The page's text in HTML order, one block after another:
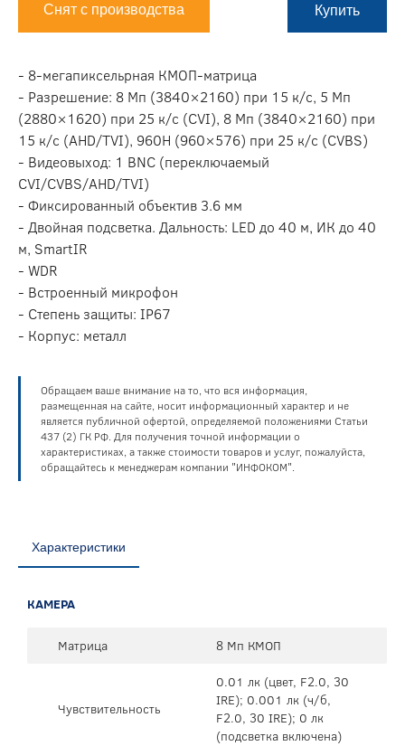
Снят с производства Купить
- 8-мегапиксельрная КМОП-матрица
- Разрешение: 8 Мп (3840×2160) при 15 к/c, 5 Мп
(2880×1620) при 25 к/с (CVI), 8 Мп (3840×2160) при
15 к/c (AHD/TVI), 960H (960×576) при 25 к/с (CVBS)
- Видеовыход: 1 BNC (переключаемый
CVI/CVBS/AHD/TVI)
- Фиксированный объектив 3.6 мм
- Двойная подсветка. Дальность: LED до 40 м, ИК до 40
м, SmartIR
- WDR
- Встроенный микрофон
- Степень защиты: IP67
- Корпус: металл
Обращаем ваше внимание на то, что вся информация,
размещенная на сайте, носит информационный характер и не
является публичной офертой, определяемой положениями Статьи
437 (2) ГК РФ. Для получения точной информации о
характеристиках, а также стоимости товаров и услуг, пожалуйста,
обращайтесь к менеджерам компании "ИНФОКОМ".
Характеристики
КАМЕРА
Матрица 8 Мп КМОП
Чувствительность
0.01 лк (цвет, F2.0, 30
IRE); 0.001 лк (ч/б,
F2.0, 30 IRE); 0 лк
(подсветка включена)